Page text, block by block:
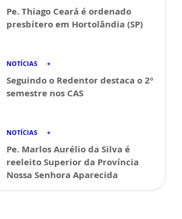
Pe. Thiago Ceará é ordenado
presbítero em Hortolândia (SP)
NOTÍCIAS
Seguindo o Redentor destaca o 2º
semestre nos CAS
NOTÍCIAS
Pe. Marlos Aurélio da Silva é
reeleito Superior da Província
Nossa Senhora Aparecida